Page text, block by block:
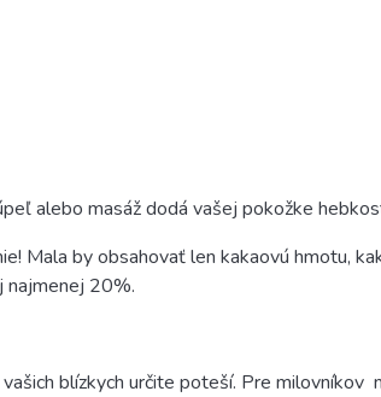
alebo masáž dodá vašej pokožke
Mala by obsahovať len kakaovú hmotu,
najmenej 20%.
blízkych určite poteší. Pre milovníkov